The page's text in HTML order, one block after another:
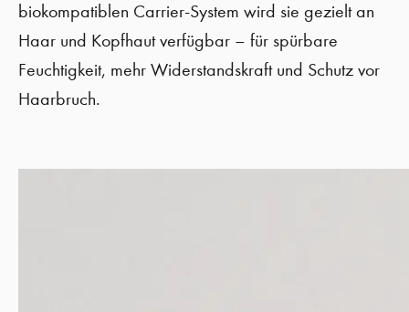
biokompatiblen Carrier-System wird sie gezielt an
Haar und Kopfhaut verfügbar – für spürbare
Feuchtigkeit, mehr Widerstandskraft und Schutz vor
Haarbruch.